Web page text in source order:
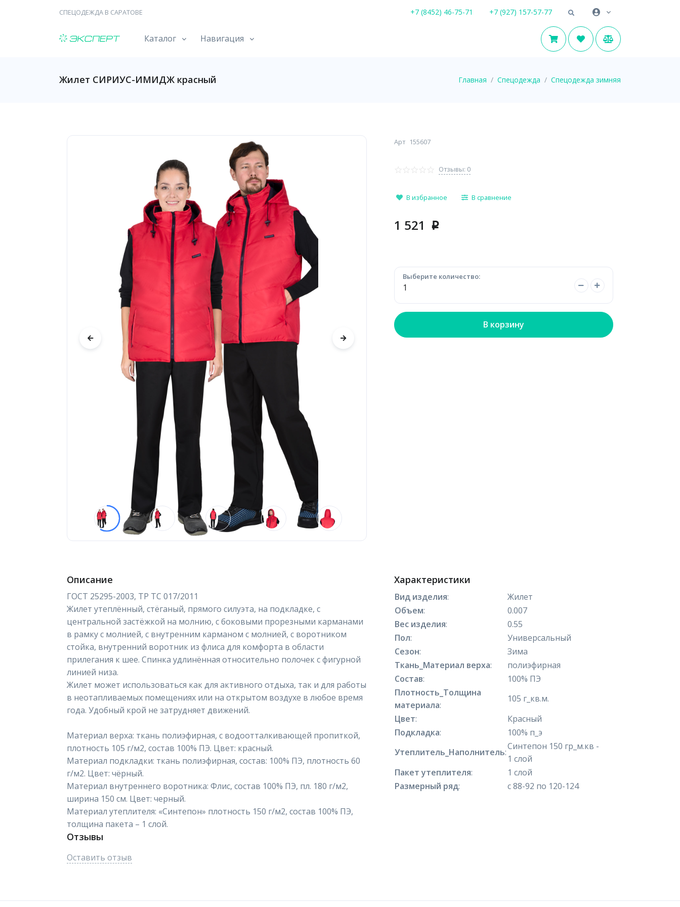
СПЕЦОДЕЖДА В САРАТОВЕ +7 (8452) 46-75-71 +7 (927) 157-57-77
Каталог Навигация
Жилет СИРИУС-ИМИДЖ красный Главная Спецодежда Спецодежда зимняя
Арт 155607
Отзывы: 0
В избранное В сравнение
1 521 p
Выберите количество:
В корзину
Описание
ГОСТ 25295-2003, ТР ТС 017/2011
Жилет утеплённый, стёганый, прямого силуэта, на подкладке, с
центральной застёжкой на молнию, с боковыми прорезными карманами
в рамку с молнией, с внутренним карманом с молнией, с воротником
стойка, внутренний воротник из флиса для комфорта в области
прилегания к шее. Спинка удлинённая относительно полочек с фигурной
линией низа.
Жилет может использоваться как для активного отдыха, так и для работы
в неотапливаемых помещениях или на открытом воздухе в любое время
года. Удобный крой не затрудняет движений.
Материал верха: ткань полиэфирная, с водоотталкивающей пропиткой,
плотность 105 г/м2, состав 100% ПЭ. Цвет: красный.
Материал подкладки: ткань полиэфирная, состав: 100% ПЭ, плотность 60
г/м2. Цвет: чёрный.
Материал внутреннего воротника: Флис, состав 100% ПЭ, пл. 180 г/м2,
ширина 150 см. Цвет: черный.
Материал утеплителя: «Синтепон» плотность 150 г/м2, состав 100% ПЭ,
толщина пакета – 1 слой.
Отзывы
Оставить отзыв
Характеристики
Вид изделия:
Жилет
Объем:
0.007
Вес изделия:
0.55
Пол:
Универсальный
Сезон:
Зима
Ткань_Материал верха:
полиэфирная
Состав:
100% ПЭ
Плотность_Толщина
материала:
105 г_кв.м.
Цвет:
Красный
Подкладка:
100% п_э
Утеплитель_Наполнитель:
Синтепон 150 гр_м.кв -
1 слой
Пакет утеплителя:
1 слой
Размерный ряд: с 88-92 по 120-124